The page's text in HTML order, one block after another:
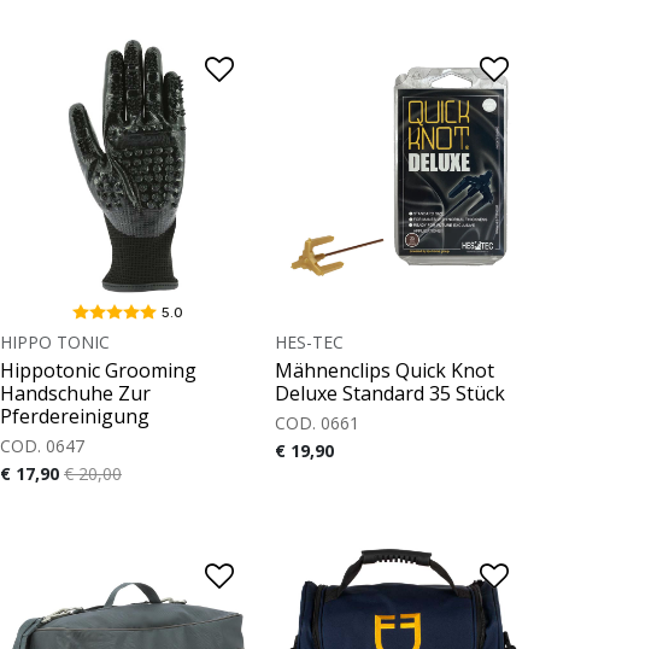
5.0
HIPPO TONIC
Hippotonic Grooming
Handschuhe Zur
Pferdereinigung
COD. 0647
€ 17,90 € 20,00
HES-TEC
Mähnenclips Quick Knot
Deluxe Standard 35 Stück
COD. 0661
€ 19,90